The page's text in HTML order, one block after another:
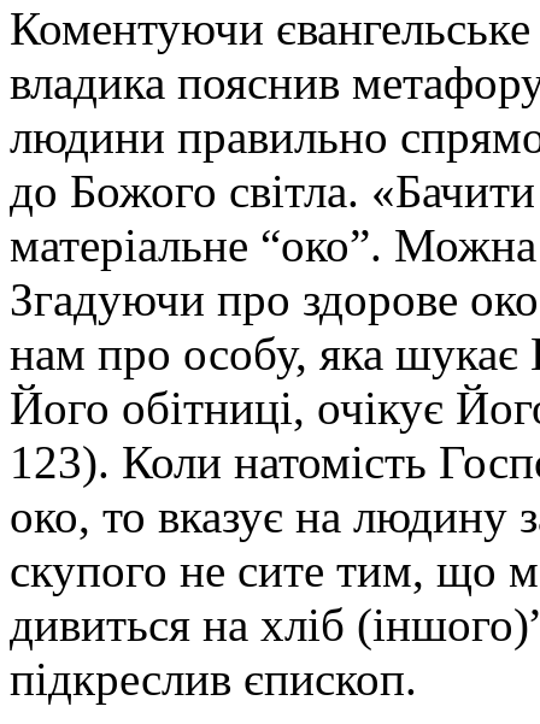
Коментуючи
владика пояснив
людини правильно
до Божого світла.
матеріальне “око”.
Згадуючи про здорове
нам про особу, яка шукає
Його обітниці, очікує
123). Коли натомість
око, то вказує на людину
скупого не сите тим, що
дивиться на хліб
підкреслив єпископ.